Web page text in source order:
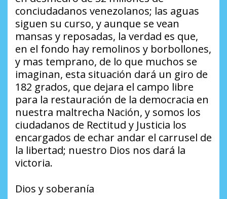
conciudadanos venezolanos; las aguas
siguen su curso, y aunque se vean
mansas y reposadas, la verdad es que,
en el fondo hay remolinos y borbollones,
y mas temprano, de lo que muchos se
imaginan, esta situación dará un giro de
182 grados, que dejara el campo libre
para la restauración de la democracia en
nuestra maltrecha Nación, y somos los
ciudadanos de Rectitud y Justicia los
encargados de echar andar el carrusel de
la libertad; nuestro Dios nos dará la
victoria.
Dios y soberanía